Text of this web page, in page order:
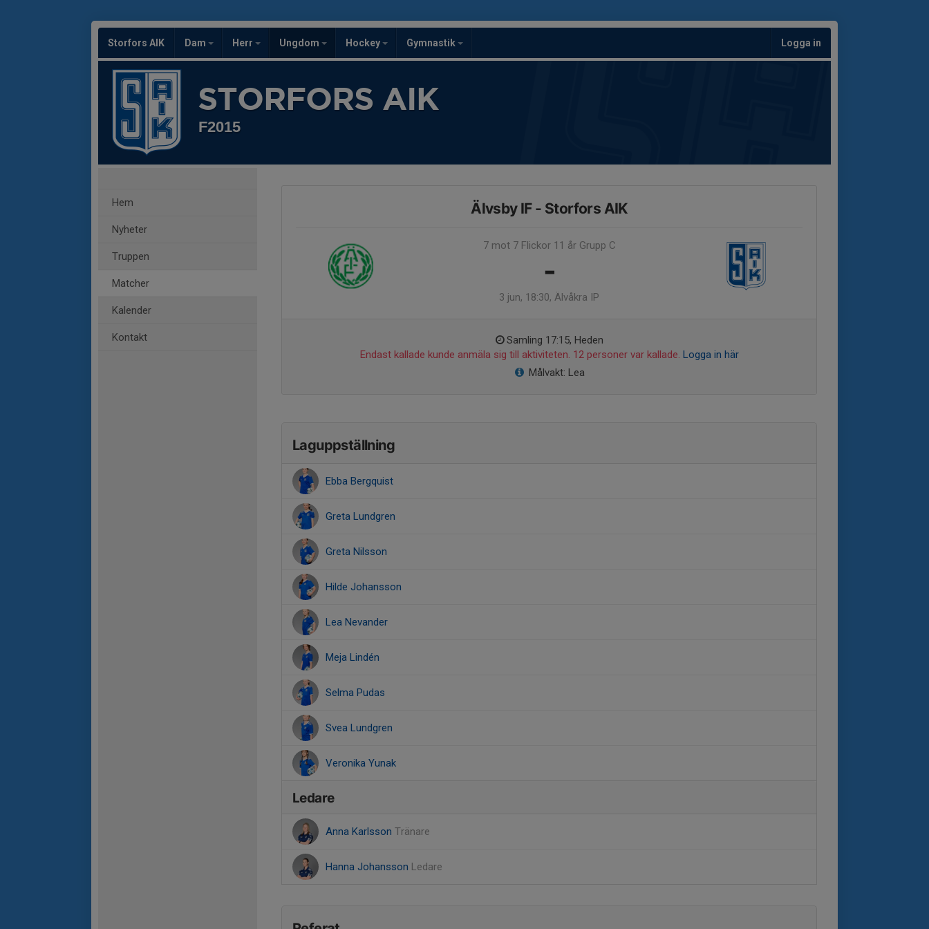
Storfors AIK Dam Herr Ungdom Hockey Gymnastik Logga in
STORFORS AIK
F2015
Hem
Nyheter
Truppen
Matcher
Kalender
Kontakt
Älvsby IF - Storfors AIK
7 mot 7 Flickor 11 år Grupp C
-
3 jun, 18:30, Älvåkra IP
Samling 17:15, Heden
Endast kallade kunde anmäla sig till aktiviteten. 12 personer var kallade. Logga in här
Målvakt: Lea
Laguppställning
Ebba Bergquist
Greta Lundgren
Greta Nilsson
Hilde Johansson
Lea Nevander
Meja Lindén
Selma Pudas
Svea Lundgren
Veronika Yunak
Ledare
Anna Karlsson Tränare
Hanna Johansson Ledare